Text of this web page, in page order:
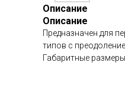
Описание
Описание
Предназначен для
типов с
Габаритные